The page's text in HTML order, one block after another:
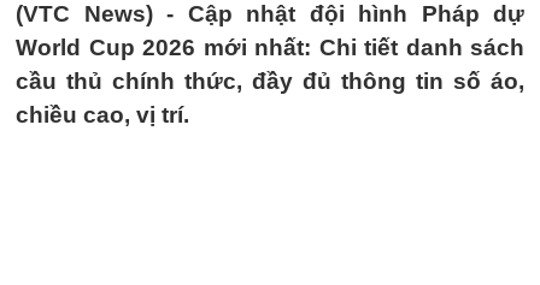
(VTC News) - Cập nhật đội hình Pháp dự
World Cup 2026 mới nhất: Chi tiết danh sách
cầu thủ chính thức, đầy đủ thông tin số áo,
chiều cao, vị trí.